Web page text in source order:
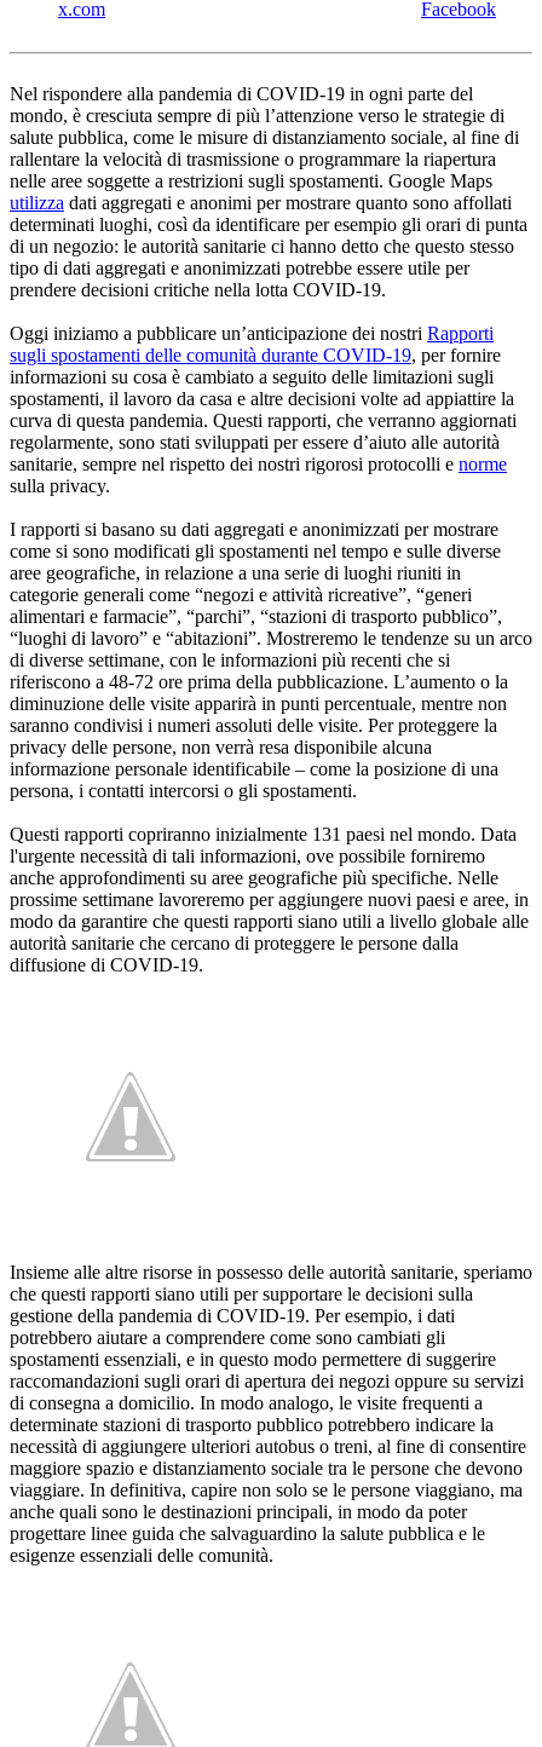
x.com Facebook
Nel rispondere alla pandemia di COVID-19 in ogni parte del
mondo, è cresciuta sempre di più l’attenzione verso le strategie di
salute pubblica, come le misure di distanziamento sociale, al fine di
rallentare la velocità di trasmissione o programmare la riapertura
nelle aree soggette a restrizioni sugli spostamenti. Google Maps
utilizza dati aggregati e anonimi per mostrare quanto sono affollati
determinati luoghi, così da identificare per esempio gli orari di punta
di un negozio: le autorità sanitarie ci hanno detto che questo stesso
tipo di dati aggregati e anonimizzati potrebbe essere utile per
prendere decisioni critiche nella lotta COVID-19.
Oggi iniziamo a pubblicare un’anticipazione dei nostri Rapporti
sugli spostamenti delle comunità durante COVID-19, per fornire
informazioni su cosa è cambiato a seguito delle limitazioni sugli
spostamenti, il lavoro da casa e altre decisioni volte ad appiattire la
curva di questa pandemia. Questi rapporti, che verranno aggiornati
regolarmente, sono stati sviluppati per essere d’aiuto alle autorità
sanitarie, sempre nel rispetto dei nostri rigorosi protocolli e norme
sulla privacy.
I rapporti si basano su dati aggregati e anonimizzati per mostrare
come si sono modificati gli spostamenti nel tempo e sulle diverse
aree geografiche, in relazione a una serie di luoghi riuniti in
categorie generali come “negozi e attività ricreative”, “generi
alimentari e farmacie”, “parchi”, “stazioni di trasporto pubblico”,
“luoghi di lavoro” e “abitazioni”. Mostreremo le tendenze su un arco
di diverse settimane, con le informazioni più recenti che si
riferiscono a 48-72 ore prima della pubblicazione. L’aumento o la
diminuzione delle visite apparirà in punti percentuale, mentre non
saranno condivisi i numeri assoluti delle visite. Per proteggere la
privacy delle persone, non verrà resa disponibile alcuna
informazione personale identificabile – come la posizione di una
persona, i contatti intercorsi o gli spostamenti.
Questi rapporti copriranno inizialmente 131 paesi nel mondo. Data
l'urgente necessità di tali informazioni, ove possibile forniremo
anche approfondimenti su aree geografiche più specifiche. Nelle
prossime settimane lavoreremo per aggiungere nuovi paesi e aree, in
modo da garantire che questi rapporti siano utili a livello globale alle
autorità sanitarie che cercano di proteggere le persone dalla
diffusione di COVID-19.
Insieme alle altre risorse in possesso delle autorità sanitarie, speriamo
che questi rapporti siano utili per supportare le decisioni sulla
gestione della pandemia di COVID-19. Per esempio, i dati
potrebbero aiutare a comprendere come sono cambiati gli
spostamenti essenziali, e in questo modo permettere di suggerire
raccomandazioni sugli orari di apertura dei negozi oppure su servizi
di consegna a domicilio. In modo analogo, le visite frequenti a
determinate stazioni di trasporto pubblico potrebbero indicare la
necessità di aggiungere ulteriori autobus o treni, al fine di consentire
maggiore spazio e distanziamento sociale tra le persone che devono
viaggiare. In definitiva, capire non solo se le persone viaggiano, ma
anche quali sono le destinazioni principali, in modo da poter
progettare linee guida che salvaguardino la salute pubblica e le
esigenze essenziali delle comunità.